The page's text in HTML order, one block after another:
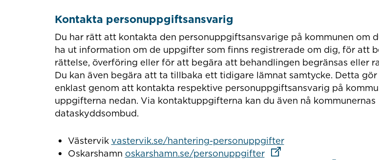
Kontakta personuppgiftsansvarig
Du har rätt att kontakta den personuppgiftsansvarige på kommunen om
ha ut information om de uppgifter som finns registrerade om dig, för att
rättelse, överföring eller för att begära att behandlingen begränsas eller
Du kan även begära att ta tillbaka ett tidigare lämnat samtycke. Detta gör
enklast genom att kontakta respektive personuppgiftsansvarig på
uppgifterna nedan. Via kontaktuppgifterna kan du även nå kommunernas
dataskyddsombud.
Västervik vastervik.se/hantering-personuppgifter
Oskarshamn oskarshamn.se/personuppgifterLänk till annan webbplats